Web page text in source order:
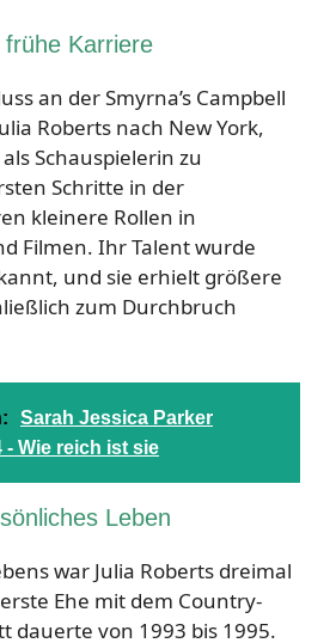
Karriere
an der Smyrna’s Campbell
Roberts nach New York,
Schauspielerin zu
Schritte in der
kleinere Rollen in
Filmen. Ihr Talent wurde
und sie erhielt größere
zum Durchbruch
Sarah Jessica Parker
- Wie reich ist sie
Leben
war Julia Roberts dreimal
Ehe mit dem Country-
dauerte von 1993 bis 1995.